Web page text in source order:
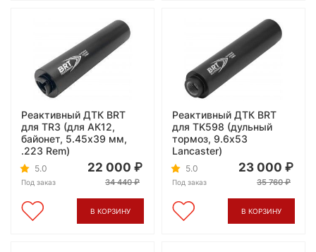
Реактивный ДТК BRT
для TR3 (для АК12,
байонет, 5.45x39 мм,
.223 Rem)
5.0
Под заказ
22 000
34 440
В КОРЗИНУ
Реактивный ДТК BRT
для TK598 (дульный
тормоз, 9.6x53
Lancaster)
5.0
Под заказ
23 000
35 760
В КОРЗИНУ